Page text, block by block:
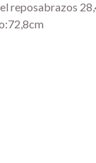
reposabrazos